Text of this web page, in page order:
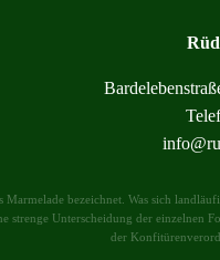
bezeichnet. Was sich
Unterscheidung der einzelnen
der